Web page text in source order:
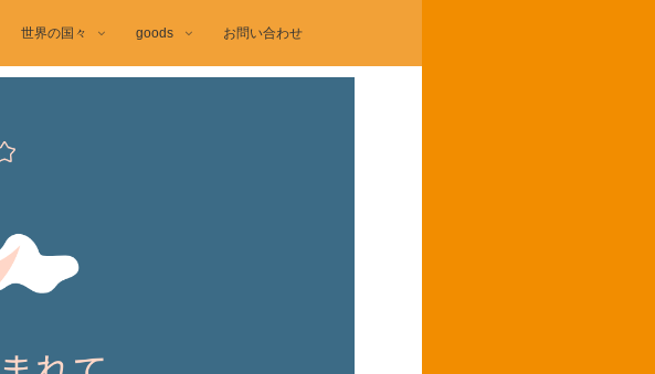
世界の国々 goods お問い合わせ